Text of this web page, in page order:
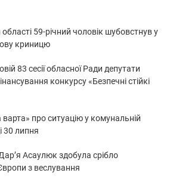
області 59-річний чоловік шубовстнув у
криницю
83 сесії обласної Ради депутати
конкурсу «Безпечні стійкі
про ситуацію у комунальній
30 липня
Асаулюк здобула срібло
з веслування